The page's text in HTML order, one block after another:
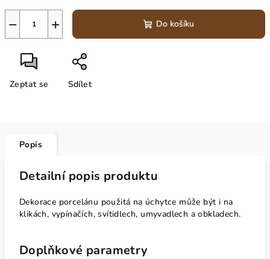
+
− Do košíku
Zeptat se Sdílet
Popis
Detailní popis produktu
Dekorace porcelánu použitá na úchytce může být i na
klikách, vypínačích, svítidlech, umyvadlech a obkladech.
Doplňkové parametry